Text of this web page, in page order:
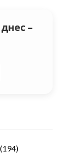
–
(194)